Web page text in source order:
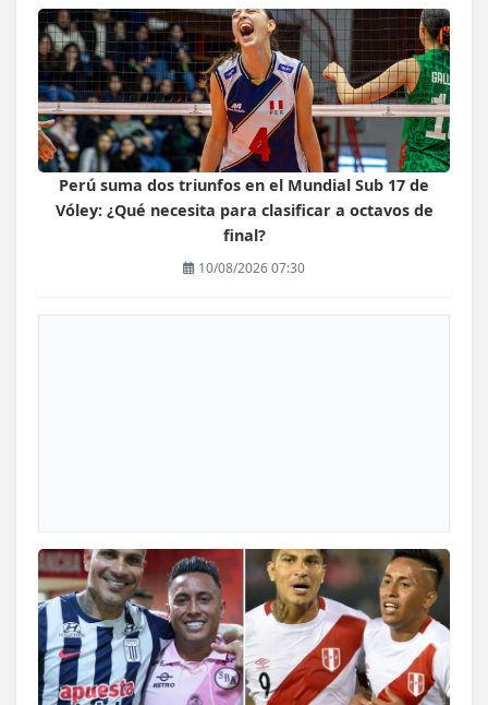
Perú suma dos triunfos en el Mundial Sub 17 de
Vóley: ¿Qué necesita para clasificar a octavos de
final?
10/08/2026 07:30